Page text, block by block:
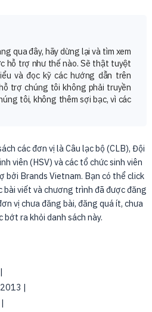
qua đây, hãy dừng lại và tìm xem
hỗ trợ như thế nào. Sẽ thật tuyệt
và đọc kỹ các hướng dẫn trên
trợ chúng tôi không phải truyền
tôi, không thêm sợi bạc, vì các
các đơn vị là Câu lạc bộ (CLB), Đội
viên (HSV) và các tổ chức sinh viên
bởi Brands Vietnam. Bạn có thể click
bài viết và chương trình đã được đăng
vị chưa đăng bài, đăng quá ít, chưa
ra khỏi danh sách này.
|